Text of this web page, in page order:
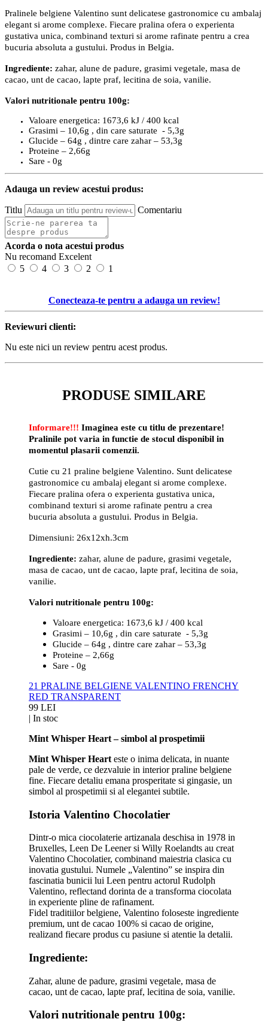
Pralinele belgiene Valentino sunt delicatese gastronomice cu ambalaj
elegant si arome complexe. Fiecare pralina ofera o experienta
gustativa unica, combinand texturi si arome rafinate pentru a crea
bucuria absoluta a gustului. Produs in Belgia.
Ingrediente: zahar, alune de padure, grasimi vegetale, masa de
cacao, unt de cacao, lapte praf, lecitina de soia, vanilie.
Valori nutritionale pentru 100g:
Valoare energetica: 1673,6 kJ / 400 kcal
Grasimi – 10,6g , din care saturate - 5,3g
Glucide – 64g , dintre care zahar – 53,3g
Proteine – 2,66g
Sare - 0g
Adauga un review acestui produs:
Titlu Comentariu
Acorda o nota acestui produs
Nu recomand Excelent
5
4 3 2 1
Conecteaza-te pentru a adauga un review!
Reviewuri clienti:
Nu este nici un review pentru acest produs.
PRODUSE SIMILARE
Informare!!! Imaginea este cu titlu de prezentare!
Pralinile pot varia in functie de stocul disponibil in
momentul plasarii comenzii.
Cutie cu 21 praline belgiene Valentino. Sunt delicatese
gastronomice cu ambalaj elegant si arome complexe.
Fiecare pralina ofera o experienta gustativa unica,
combinand texturi si arome rafinate pentru a crea
bucuria absoluta a gustului. Produs in Belgia.
Dimensiuni: 26x12xh.3cm
Ingrediente: zahar, alune de padure, grasimi vegetale,
masa de cacao, unt de cacao, lapte praf, lecitina de soia,
vanilie.
Valori nutritionale pentru 100g:
Valoare energetica: 1673,6 kJ / 400 kcal
Grasimi – 10,6g , din care saturate - 5,3g
Glucide – 64g , dintre care zahar – 53,3g
Proteine – 2,66g
Sare - 0g
21 PRALINE BELGIENE VALENTINO FRENCHY
RED TRANSPARENT
99 LEI
| In stoc
Mint Whisper Heart – simbol al prospetimii
Mint Whisper Heart este o inima delicata, in nuante
pale de verde, ce dezvaluie in interior praline belgiene
fine. Fiecare detaliu emana prosperitate si gingasie, un
simbol al prospetimii si al elegantei subtile.
Istoria Valentino Chocolatier
Dintr-o mica ciocolaterie artizanala deschisa in 1978 in
Bruxelles, Leen De Leener si Willy Roelandts au creat
Valentino Chocolatier, combinand maiestria clasica cu
inovatia gustului. Numele „Valentino” se inspira din
fascinatia bunicii lui Leen pentru actorul Rudolph
Valentino, reflectand dorinta de a transforma ciocolata
in experiente pline de rafinament.
Fidel traditiilor belgiene, Valentino foloseste ingrediente
premium, unt de cacao 100% si cacao de origine,
realizand fiecare produs cu pasiune si atentie la detalii.
Ingrediente:
Zahar, alune de padure, grasimi vegetale, masa de
cacao, unt de cacao, lapte praf, lecitina de soia, vanilie.
Valori nutritionale pentru 100g: